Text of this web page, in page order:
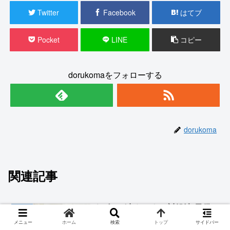
Twitter Facebook はてブ
Pocket LINE コピー
dorukomaをフォローする
dorukoma
関連記事
ネズミが出たときの対処法!子供
がいる家庭におすすめのアイテム
メニュー ホーム 検索 トップ サイドバー